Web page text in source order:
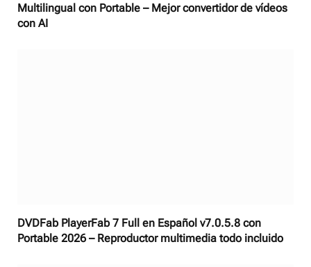
Multilingual con Portable – Mejor convertidor de vídeos
con AI
DVDFab PlayerFab 7 Full en Español v7.0.5.8 con
Portable 2026 – Reproductor multimedia todo incluido